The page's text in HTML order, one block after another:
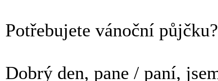
Potřebujete vánoční půjčku?
Dobrý den, pane / paní,